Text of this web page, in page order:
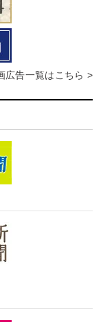
広告一覧はこちら >